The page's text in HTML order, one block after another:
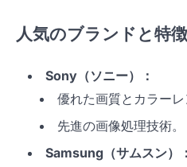
人気のブランドと特徴
Sony（ソニー）：
優れた画質とカラーレ
先進の画像処理技術。
Samsung（サムスン）：